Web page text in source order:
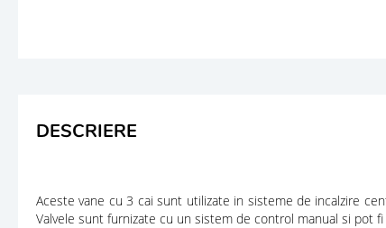
DESCRIERE
Aceste vane cu 3 cai sunt utilizate in sisteme de incalzire
Valvele sunt furnizate cu un sistem de control manual si pot